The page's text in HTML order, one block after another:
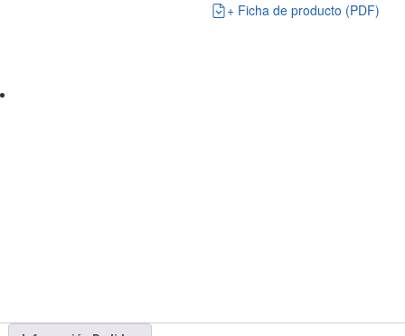
+ Ficha de producto (PDF)